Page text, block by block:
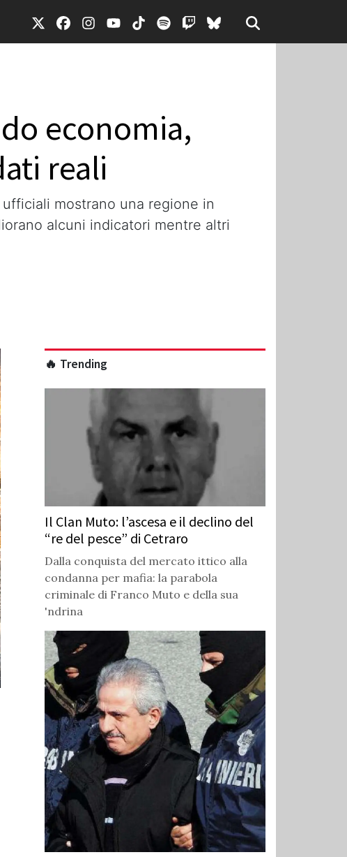
economia,
reali
mostrano una regione in
alcuni indicatori mentre altri
🔥 Trending
Il Clan Muto: l’ascesa e il declino del
“re del pesce” di Cetraro
Dalla conquista del mercato ittico alla
condanna per mafia: la parabola
criminale di Franco Muto e della sua
'ndrina